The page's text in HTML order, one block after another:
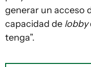
generar un acceso
capacidad de lobby
tenga”.